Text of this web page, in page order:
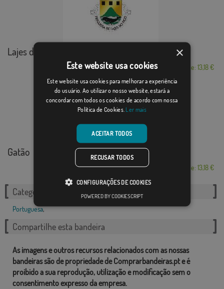
Lajes do Pico (fre...
Desde: 13,18 €
Gatão
Desde: 13,18 €
Categorias relacionadas:
Portuguesa,
Compartilhe esta bandeira
As imagens e outros recursos relacionados com as nossas
bandeiras são de propriedade de Comprarbandeiras.pt e é
proibido a sua reprodução, utilização e modificação sem o
consentimento expresso da empresa.
×
Este website usa cookies
Este website usa cookies para melhorar a experiência
do usuário. Ao utilizar o nosso website, estará a
concordar com todos os cookies de acordo com nossa
Política de Cookies. Ler mais
ACEITAR TODOS
RECUSAR TODOS
CONFIGURAÇÕES DE COOKIES
POWERED BY COOKIESCRIPT